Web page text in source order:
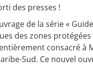
des presses !
de la série «
des zones protégées
consacré à
Sud. Ce nouvel